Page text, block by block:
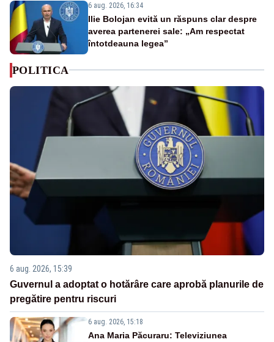
6 aug. 2026, 16:34
Ilie Bolojan evită un răspuns clar despre
averea partenerei sale: „Am respectat
întotdeauna legea”
POLITICA
6 aug. 2026, 15:39
Guvernul a adoptat o hotărâre care aprobă planurile de
pregătire pentru riscuri
6 aug. 2026, 15:18
Ana Maria Păcuraru: Televiziunea